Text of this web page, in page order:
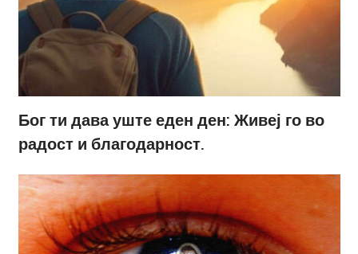
Бог ти дава уште еден ден: Живеј го во
радост и благодарност.